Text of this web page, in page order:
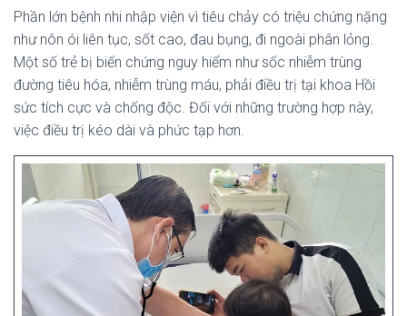
Phần lớn bệnh nhi nhập viện vì tiêu chảy có triệu chứng nặng
như nôn ói liên tục, sốt cao, đau bụng, đi ngoài phân lỏng.
Một số trẻ bị biến chứng nguy hiểm như sốc nhiễm trùng
đường tiêu hóa, nhiễm trùng máu, phải điều trị tại khoa Hồi
sức tích cực và chống độc. Đối với những trường hợp này,
việc điều trị kéo dài và phức tạp hơn.